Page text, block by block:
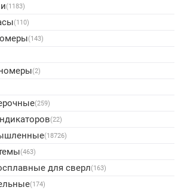
(1183)
(110)
(143)
(2)
(259)
(22)
(18726)
(463)
для сверл(163)
(174)